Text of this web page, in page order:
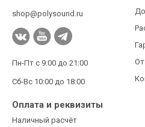
shop@polysound.ru
Пн-Пт с 9:00 до 21:00
Сб-Вс 10:00 до 18:00
Оплата и реквизиты
Наличный расчёт